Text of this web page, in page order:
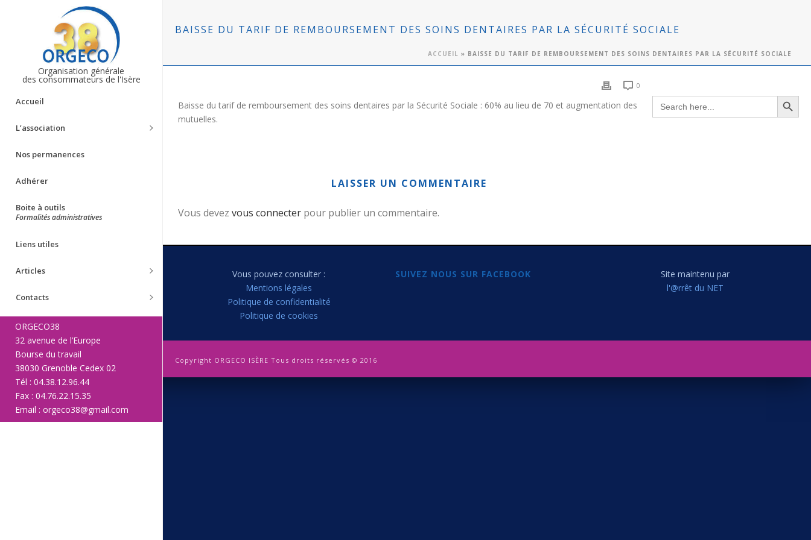
Organisation générale
des consommateurs de l'Isère
Accueil
L’association
Nos permanences
Adhérer
Boite à outils
Formalités administratives
Liens utiles
Articles
Contacts
ORGECO38
32 avenue de l’Europe
Bourse du travail
38030 Grenoble Cedex 02
Tél : 04.38.12.96.44
Fax : 04.76.22.15.35
Email : orgeco38@gmail.com
BAISSE DU TARIF DE REMBOURSEMENT DES SOINS DENTAIRES PAR LA SÉCURITÉ SOCIALE
ACCUEIL » BAISSE DU TARIF DE REMBOURSEMENT DES SOINS DENTAIRES PAR LA SÉCURITÉ SOCIALE
0
Baisse du tarif de remboursement des soins dentaires par la Sécurité Sociale : 60% au lieu de 70 et augmentation des
mutuelles.
LAISSER UN COMMENTAIRE
Vous devez vous connecter pour publier un commentaire.
Search
for:
Search Button
Vous pouvez consulter :
Mentions légales
Politique de confidentialité
Politique de cookies
SUIVEZ NOUS SUR FACEBOOK
Site maintenu par
l'@rrêt du NET
Copyright ORGECO ISÈRE Tous droits réservés © 2016